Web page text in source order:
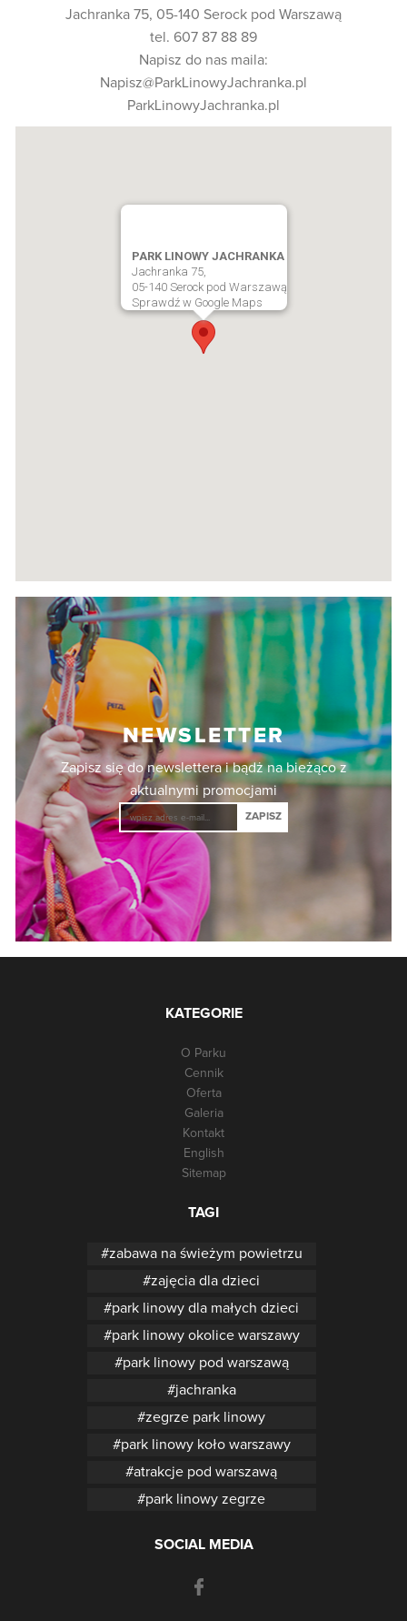
Jachranka 75, 05-140 Serock pod Warszawą
tel. 607 87 88 89
Napisz do nas maila:
Napisz@ParkLinowyJachranka.pl
ParkLinowyJachranka.pl
PARK LINOWY JACHRANKA
Jachranka 75,
05-140 Serock pod Warszawą
Sprawdź w Google Maps
NEWSLETTER
Zapisz się do newslettera i bądż na bieżąco z
aktualnymi promocjami
KATEGORIE
O Parku
Cennik
Oferta
Galeria
Kontakt
English
Sitemap
TAGI
zabawa na świeżym powietrzu
zajęcia dla dzieci
park linowy dla małych dzieci
park linowy okolice warszawy
park linowy pod warszawą
jachranka
zegrze park linowy
park linowy koło warszawy
atrakcje pod warszawą
park linowy zegrze
SOCIAL MEDIA